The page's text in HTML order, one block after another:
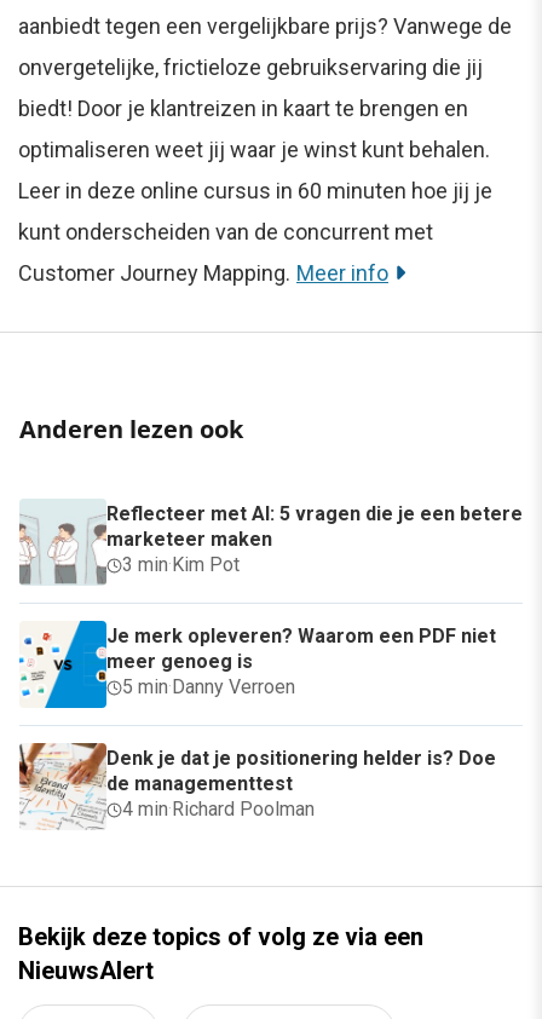
aanbiedt tegen een vergelijkbare prijs? Vanwege de
onvergetelijke, frictieloze gebruikservaring die jij
biedt! Door je klantreizen in kaart te brengen en
optimaliseren weet jij waar je winst kunt behalen.
Leer in deze online cursus in 60 minuten hoe jij je
kunt onderscheiden van de concurrent met
Customer Journey Mapping. Meer info
Anderen lezen ook
Reflecteer met AI: 5 vragen die je een betere
marketeer maken
3 min· Kim Pot
Je merk opleveren? Waarom een PDF niet
meer genoeg is
5 min· Danny Verroen
Denk je dat je positionering helder is? Doe
de managementtest
4 min· Richard Poolman
Bekijk deze topics of volg ze via een
NieuwsAlert